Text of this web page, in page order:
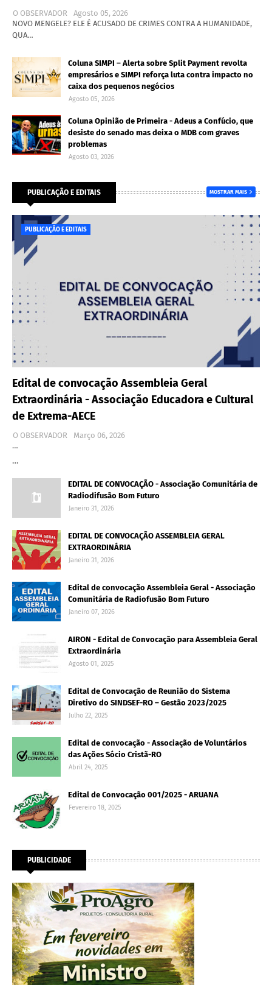
O OBSERVADOR
Agosto 05, 2026
NOVO MENGELE? ELE É ACUSADO DE CRIMES CONTRA A HUMANIDADE,
QUA…
Coluna SIMPI – Alerta sobre Split Payment revolta
empresários e SIMPI reforça luta contra impacto no
caixa dos pequenos negócios
Agosto 05, 2026
Coluna Opinião de Primeira - Adeus a Confúcio, que
desiste do senado mas deixa o MDB com graves
problemas
Agosto 03, 2026
PUBLICAÇÃO E EDITAIS MOSTRAR MAIS
PUBLICAÇÃO E EDITAIS
Edital de convocação Assembleia Geral
Extraordinária - Associação Educadora e Cultural
de Extrema-AECE
O OBSERVADOR
Março 06, 2026
…
…
EDITAL DE CONVOCAÇÃO - Associação Comunitária de
Radiodifusão Bom Futuro
Janeiro 31, 2026
EDITAL DE CONVOCAÇÃO ASSEMBLEIA GERAL
EXTRAORDINÁRIA
Janeiro 31, 2026
Edital de convocação Assembleia Geral - Associação
Comunitária de Radiofusão Bom Futuro
Janeiro 07, 2026
AIRON - Edital de Convocação para Assembleia Geral
Extraordinária
Agosto 01, 2025
Edital de Convocação de Reunião do Sistema
Diretivo do SINDSEF-RO – Gestão 2023/2025
Julho 22, 2025
Edital de convocação - Associação de Voluntários
das Ações Sócio Cristã-RO
Abril 24, 2025
Edital de Convocação 001/2025 - ARUANA
Fevereiro 18, 2025
PUBLICIDADE